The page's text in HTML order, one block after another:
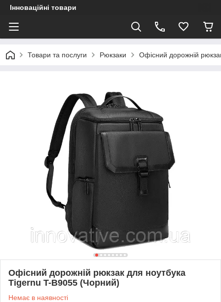
Інноваційні товари
Товари та послуги Рюкзаки Офісний дорожній
Офісний дорожній рюкзак для ноутбука
Tigernu T-B9055 (Чорний)
Немає в наявності